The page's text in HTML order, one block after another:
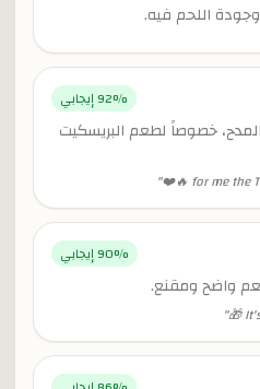
اللحم فيه.
92% إيجابي
خصوصاً لطعم البريسكيت
for me the
"
90% إيجابي
واضح ومقنع.
"